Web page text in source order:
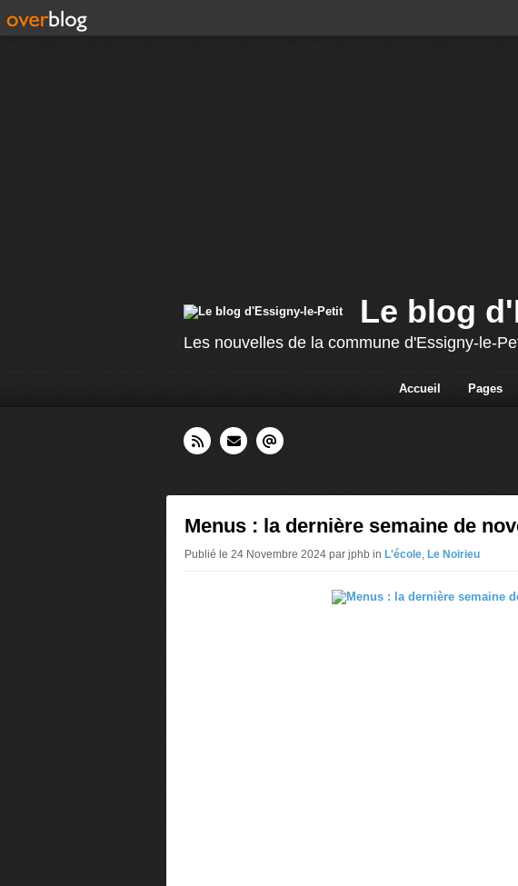
Le blog
Les nouvelles de la commune d'Essigny-le-
Accueil Pages
Menus : la dernière semaine de
Publié le 24 Novembre 2024 par jphb in L'école, Le Noirieu